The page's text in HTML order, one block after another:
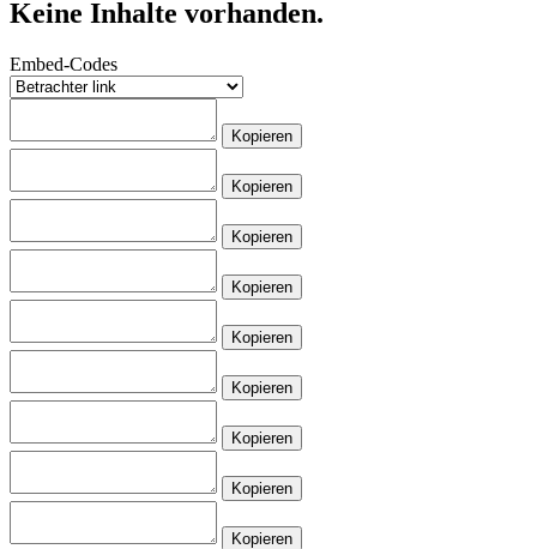
Keine Inhalte vorhanden.
Embed-Codes
Kopieren
Kopieren
Kopieren
Kopieren
Kopieren
Kopieren
Kopieren
Kopieren
Kopieren